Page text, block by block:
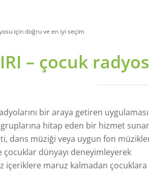
için doğru ve en iyi seçim
– çocuk
bir araya getiren
hitap eden bir hizmet
dans müziği veya uygun fon
çocuklar dünyayı deneyimleyerek
içeriklere maruz kalmadan çocuklara